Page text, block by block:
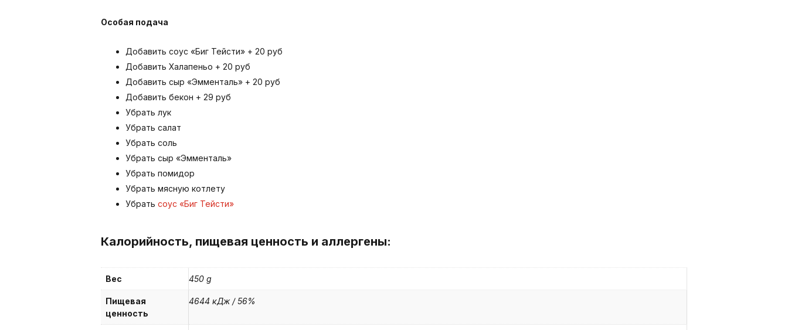
Особая подача
Добавить соус «Биг Тейсти» + 20 руб
Добавить Халапеньо + 20 руб
Добавить сыр «Эмменталь» + 20 руб
Добавить бекон + 29 руб
Убрать лук
Убрать салат
Убрать соль
Убрать сыр «Эмменталь»
Убрать помидор
Убрать мясную котлету
Убрать соус «Биг Тейсти»
Калорийность, пищевая ценность и аллергены:
Вес 450 g
Пищевая
ценность
4644 кДж / 56%